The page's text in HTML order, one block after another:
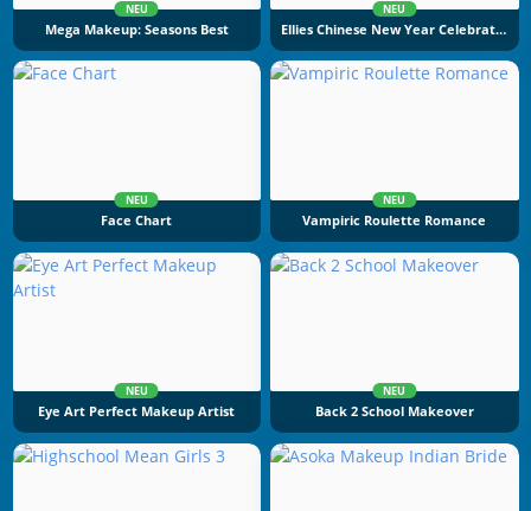
NEU
Mega Makeup: Seasons Best
NEU
Ellies Chinese New Year Celebration
NEU
Face Chart
NEU
Vampiric Roulette Romance
NEU
Eye Art Perfect Makeup Artist
NEU
Back 2 School Makeover